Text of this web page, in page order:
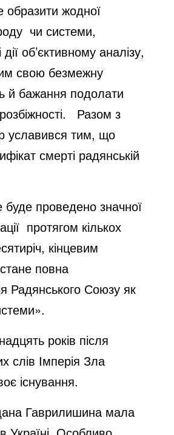
образити жодної
чи системи,
об’єктивному аналізу,
свою безмежну
й бажання подолати
Разом з
уславився тим, що
смерті радянській
проведено значної
протягом кількох
кінцевим
повна
Радянського Союзу як
років після
слів Імперія Зла
існування.
Гаврилишина мала